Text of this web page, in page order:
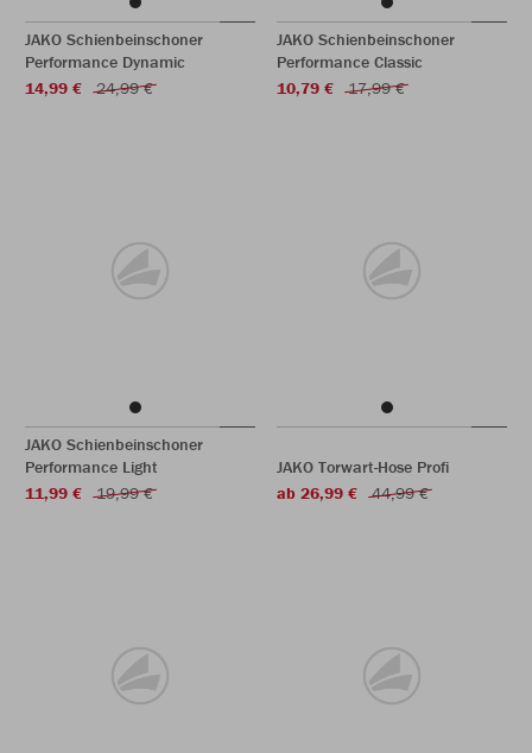
JAKO Schienbeinschoner
Performance Dynamic
14,99 €
24,99 €
JAKO Schienbeinschoner
Performance Classic
10,79 €
17,99 €
JAKO Schienbeinschoner
Performance Light
11,99 €
19,99 €
JAKO Torwart-Hose Profi
ab 26,99 €
44,99 €